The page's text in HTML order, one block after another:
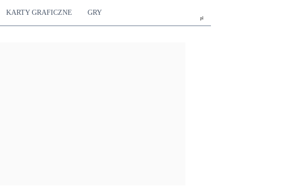
pl
KARTY GRAFICZNE GRY